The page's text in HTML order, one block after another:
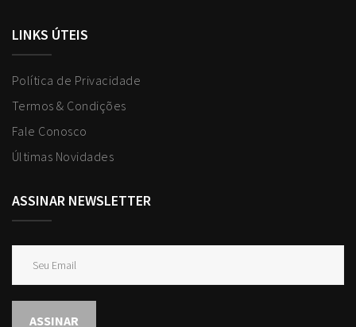
LINKS ÚTEIS
Política de Privacidade
Termos & Condições
Fale Conosco
Últimas Novidades
ASSINAR NEWSLETTER
ASSINAR